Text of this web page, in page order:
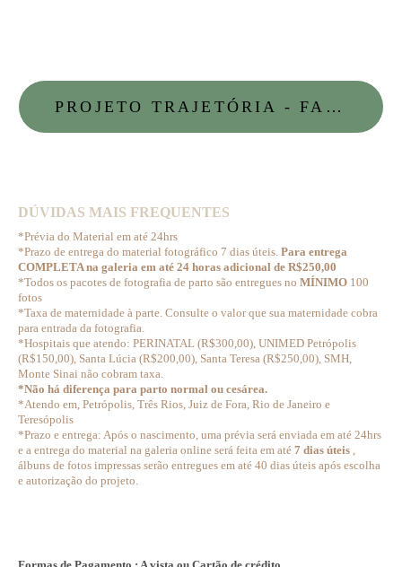
PROJETO TRAJETÓRIA - FALE AQUI
DÚVIDAS MAIS FREQUENTES
*Prévia do Material em até 24hrs
*Prazo de entrega do material fotográfico 7 dias úteis. Para entrega
COMPLETA na galeria em até 24 horas adicional de R$250,00
*Todos os pacotes de fotografia de parto são entregues no MÍNIMO 100
fotos
*Taxa de maternidade à parte. Consulte o valor que sua maternidade cobra
para entrada da fotografia.
*Hospitais que atendo: PERINATAL (R$300,00), UNIMED Petrópolis
(R$150,00), Santa Lúcia (R$200,00), Santa Teresa (R$250,00), SMH,
Monte Sinai não cobram taxa.
*Não há diferença para parto normal ou cesárea.
*Atendo em, Petrópolis, Três Rios, Juiz de Fora, Rio de Janeiro e
Teresópolis
*Prazo e entrega: Após o nascimento, uma prévia será enviada em até 24hrs
e a entrega do material na galeria online será feita em até 7 dias úteis ,
álbuns de fotos impressas serão entregues em até 40 dias úteis após escolha
e autorização do projeto.